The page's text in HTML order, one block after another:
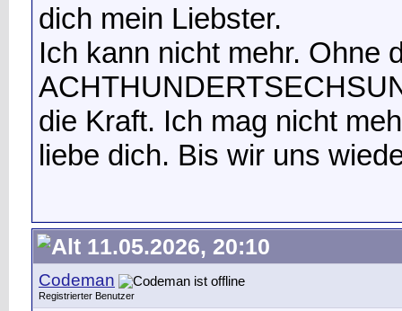
dich mein Liebster.
Ich kann nicht mehr. Ohne
die Kraft. Ich mag nicht
liebe dich. Bis wir uns
11.05.2026, 20:10
Codeman
Registrierter Benutzer